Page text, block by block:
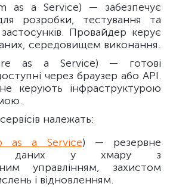
as a Service) — забезпечує
розробки, тестування та
Провайдер керує
середовищем виконання.
as a Service) — готові
через браузер або API.
керують інфраструктурою
належать:
as a Service) — резервне
даних у хмару з
управлінням, захистом
і відновленням.